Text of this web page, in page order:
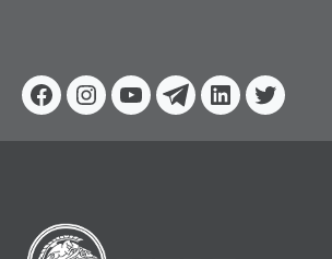
Facebook
Instagram
YoutubeTelegram
Linkedin
Twitter